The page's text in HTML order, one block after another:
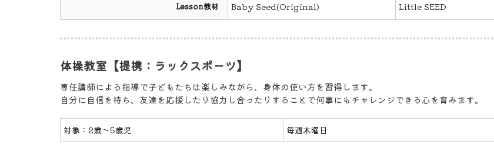
Lesson教材 Baby Seed(Original) Little SEED
体操教室【提携：ラックスポーツ】
専任講師による指導で子どもたちは楽しみながら、身体の使い方を習得します。
自分に自信を持ち、友達を応援したり協力し合ったりすることで何事にもチャレンジできる心を育みます。
対象：2歳〜5歳児 毎週木曜日